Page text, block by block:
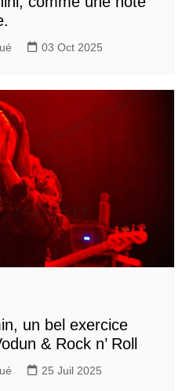
03 Oct 2025
un bel exercice
& Rock n’ Roll
25 Juil 2025